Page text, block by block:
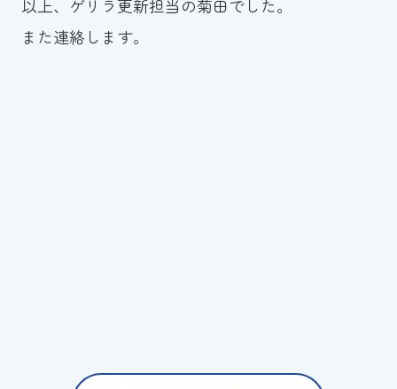
以上、ゲリラ更新担当の菊田でした。
また連絡します。